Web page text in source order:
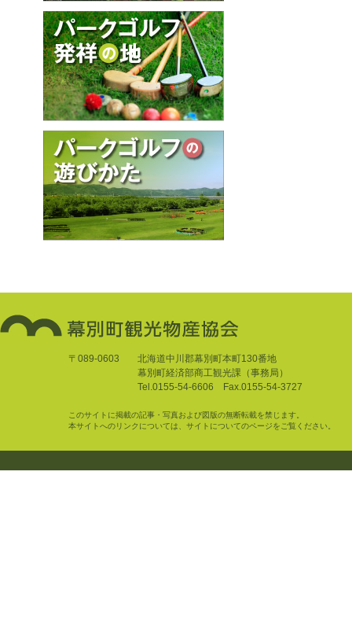
〒089-0603
北海道中川郡幕別町本町130番地
幕別町経済部商工観光課（事務局）
Tel.0155-54-6606 Fax.0155-54-3727
このサイトに掲載の記事・写真および図版の無断転載を禁じます。
本サイトへのリンクについては、サイトについてのページをご覧ください。